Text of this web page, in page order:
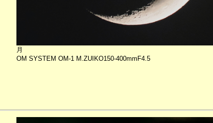
月
OM SYSTEM OM-1 M.ZUIKO150-400mmF4.5